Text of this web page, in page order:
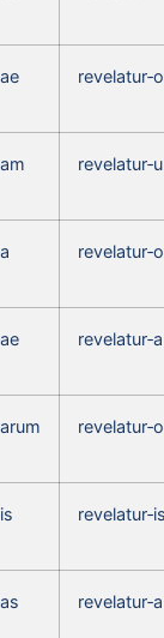
revelatur‑o
revelatur‑o
revelatur‑a
revelatur‑a